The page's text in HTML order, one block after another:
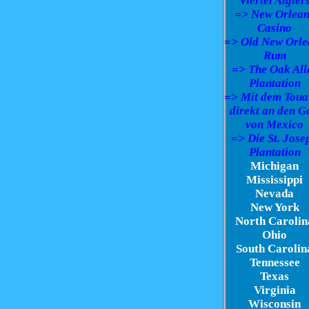
=> New
Casino
=> Old New
Rum
=> The Oak
Plantation
=> Mit dem
direkt an den
von Mexico
=> Die St.
Plantation
Michigan
Mississippi
Nevada
New York
North
Ohio
South
Tennessee
Texas
Virginia
Wisconsin